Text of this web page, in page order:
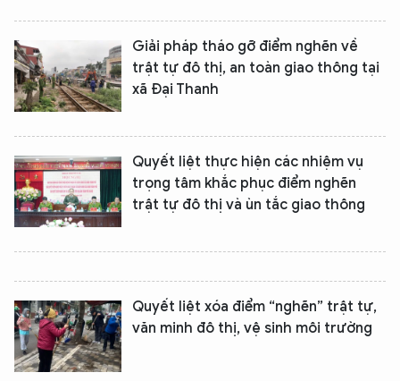
Giải pháp tháo gỡ điểm nghẽn về
trật tự đô thị, an toàn giao thông tại
xã Đại Thanh
Quyết liệt thực hiện các nhiệm vụ
trọng tâm khắc phục điểm nghẽn
trật tự đô thị và ùn tắc giao thông
Quyết liệt xóa điểm “nghẽn” trật tự,
văn minh đô thị, vệ sinh môi trường
XIN CHÀO,
TÔI LÀ CHATBOT CỦA